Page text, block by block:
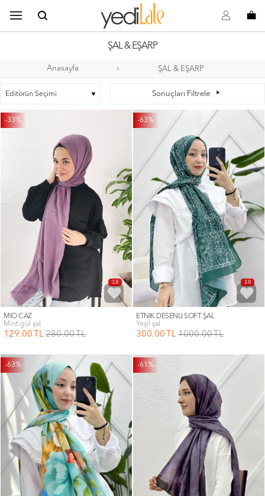
s o B
ŞAL & EŞARP
Anasayfa ŞAL & EŞARP
Sonuçları Filtrele a
-33%
18
MİO CAZ
mint gül şal
129.00 TL 280.00TL
-63%
18
ETNİK DESENLİ SOFT ŞAL
yeşil şal
300.00 TL 1000.00TL
-63% -61%